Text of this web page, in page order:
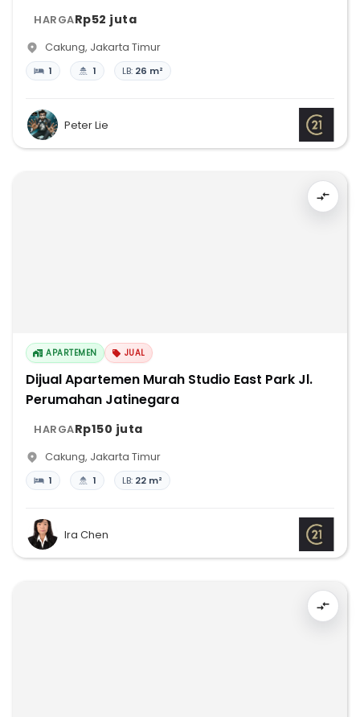
HARGARp52 juta
Cakung, Jakarta Timur
1 1 LB: 26 m²
Peter Lie
APARTEMEN JUAL
Dijual Apartemen Murah Studio East Park Jl.
Perumahan Jatinegara
HARGARp150 juta
Cakung, Jakarta Timur
1 1 LB: 22 m²
Ira Chen